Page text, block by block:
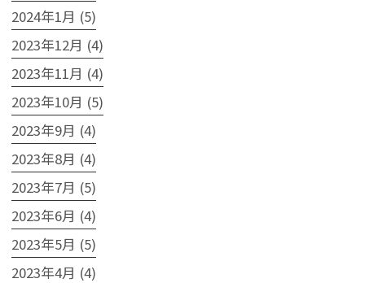
2024年1月 (5)
2023年12月 (4)
2023年11月 (4)
2023年10月 (5)
2023年9月 (4)
2023年8月 (4)
2023年7月 (5)
2023年6月 (4)
2023年5月 (5)
2023年4月 (4)